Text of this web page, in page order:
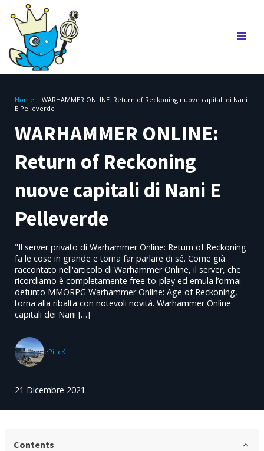
Home | WARHAMMER ONLINE: Return of Reckoning nuove capitali di Nani
E Pelleverde
WARHAMMER ONLINE:
Return of Reckoning
nuove capitali di Nani E
Pelleverde
"Il server privato di Warhammer Online: Return of Reckoning
fa le cose in grande e torna far parlare di sé. Come già
raccontato nell'articolo di Warhammer Online, il server, che
ricordiamo è completamente free-to-play ed emula l’ormai
defunto MMORPG Warhammer Online: Age of Reckoning,
torna alla ribalta con notevoli novità. Warhammer Online
capitali dei Nani […]
ePilicK
21 Dicembre 2021
Contents